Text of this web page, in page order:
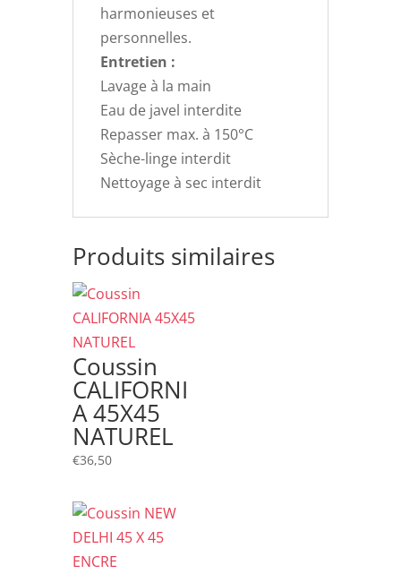
harmonieuses et
personnelles.
Entretien :
Lavage à la main
Eau de javel interdite
Repasser max. à 150°C
Sèche-linge interdit
Nettoyage à sec interdit
Produits similaires
Coussin
CALIFORNI
A 45X45
NATUREL
€36,50